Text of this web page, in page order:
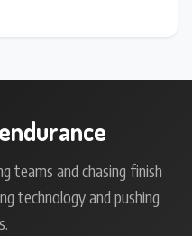
teams and chasing finish
technology and pushing